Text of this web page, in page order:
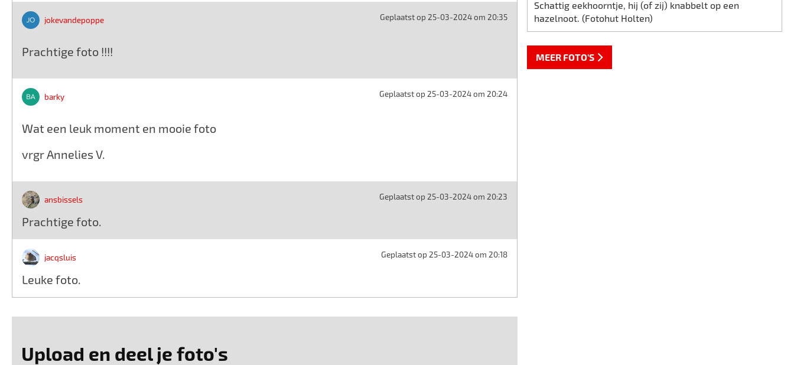
jokevandepoppe Geplaatst op 25-03-2024 om 20:35
Prachtige foto !!!!
barky Geplaatst op 25-03-2024 om 20:24
Wat een leuk moment en mooie foto
vrgr Annelies V.
ansbissels Geplaatst op 25-03-2024 om 20:23
Prachtige foto.
jacqsluis Geplaatst op 25-03-2024 om 20:18
Leuke foto.
Upload en deel je foto's
Schattig eekhoorntje, hij (of zij) knabbelt op een
hazelnoot. (Fotohut Holten)
MEER FOTO'S